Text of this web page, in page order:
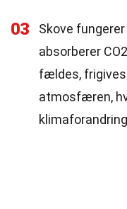
03
Skove
absorberer
fældes,
atmosfæren,